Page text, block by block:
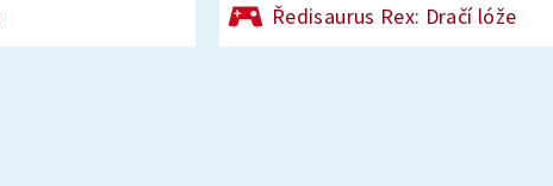
Ředisaurus Rex: Dračí lóže